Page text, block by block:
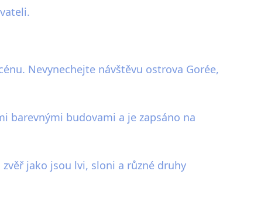
Nevynechejte návštěvu ostrova Gorée,
barevnými budovami a je zapsáno na
jako jsou lvi, sloni a různé druhy